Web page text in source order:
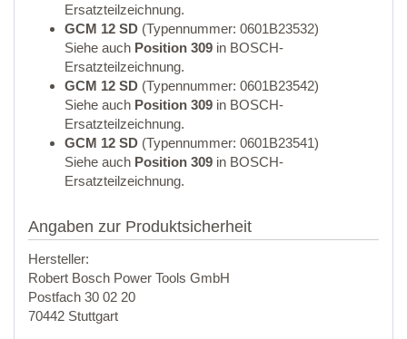
Ersatzteilzeichnung.
GCM 12 SD (Typennummer: 0601B23532)
Siehe auch Position 309 in BOSCH-
Ersatzteilzeichnung.
GCM 12 SD (Typennummer: 0601B23542)
Siehe auch Position 309 in BOSCH-
Ersatzteilzeichnung.
GCM 12 SD (Typennummer: 0601B23541)
Siehe auch Position 309 in BOSCH-
Ersatzteilzeichnung.
Angaben zur Produktsicherheit
Hersteller:
Robert Bosch Power Tools GmbH
Postfach 30 02 20
70442 Stuttgart